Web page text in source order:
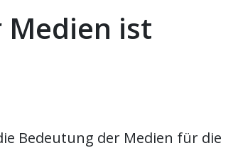
Medien ist
Bedeutung der Medien für die